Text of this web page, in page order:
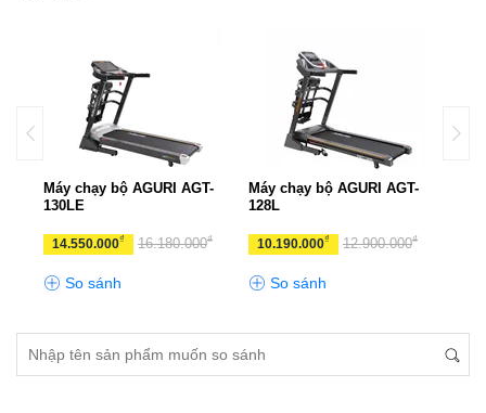
Máy chạy bộ AGURI AGT-
130LE
14.550.000₫ 16.180.000₫
So sánh
Máy chạy bộ AGURI AGT-
128L
10.190.000₫ 12.900.000₫
So sánh